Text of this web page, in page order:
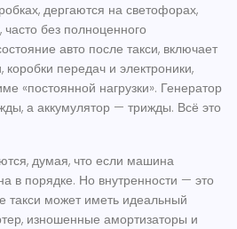
дергаются на светофорах,
без полноценного
авто после такси, включает
коробки передач и электроники,
«постоянной нагрузки». Генератор
а аккумулятор — трижды. Всё это
думая, что если машина
в порядке. Но внутренности — это
такси может иметь идеальный
изношенные амортизаторы и